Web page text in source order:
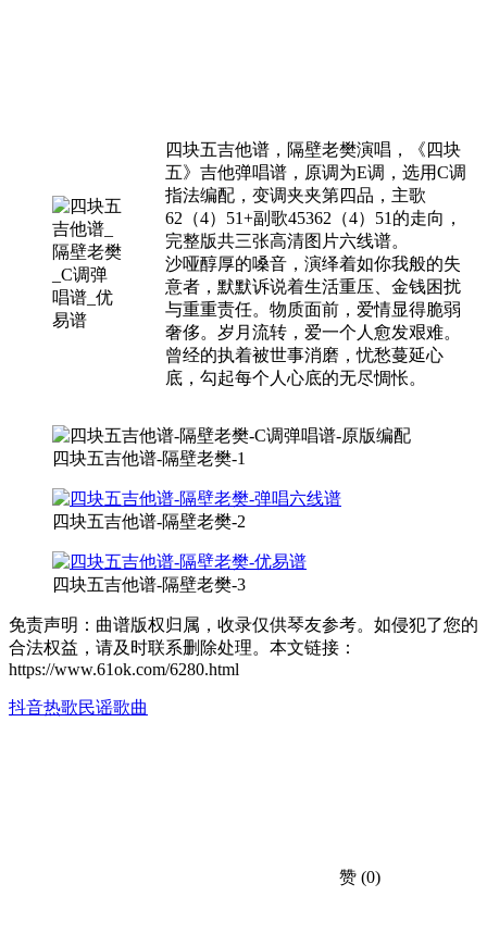
四块五吉他谱，隔壁老樊演唱，《四块
五》吉他弹唱谱，原调为E调，选用C调
指法编配，变调夹夹第四品，主歌
62（4）51+副歌45362（4）51的走向，
完整版共三张高清图片六线谱。
沙哑醇厚的嗓音，演绎着如你我般的失
意者，默默诉说着生活重压、金钱困扰
与重重责任。物质面前，爱情显得脆弱
奢侈。岁月流转，爱一个人愈发艰难。
曾经的执着被世事消磨，忧愁蔓延心
底，勾起每个人心底的无尽惆怅。
四块五吉他谱-隔壁老樊-1
四块五吉他谱-隔壁老樊-2
四块五吉他谱-隔壁老樊-3
免责声明：曲谱版权归属，收录仅供琴友参考。如侵犯了您的
合法权益，请及时联系删除处理。本文链接：
https://www.61ok.com/6280.html
抖音热歌民谣歌曲
赞 (0)